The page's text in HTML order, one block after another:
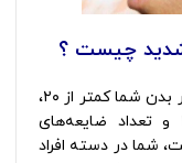
چیست ؟
اگر تعداد جوش‌های سرسفید یا سرسیاه در بدن شما کمتر از ۲۰،
تعداد برجستگی‌های ملتهب کمتر از ۱۵ و تعداد ضایعه‌های
کمتر از ۳۰ عدد است، شما در دسته افراد